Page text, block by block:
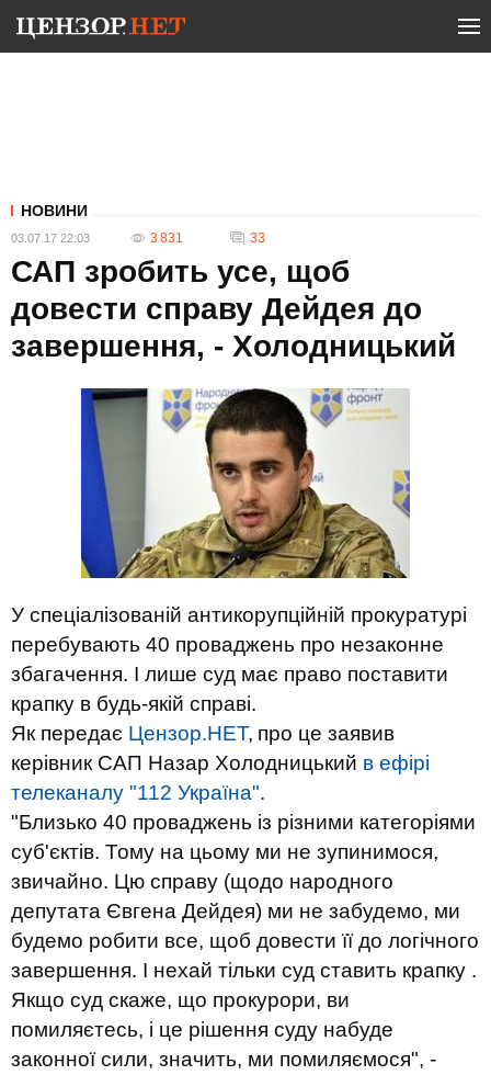
НОВИНИ
03.07.17 22:03 3 831 33
САП зробить усе, щоб
довести справу Дейдея до
завершення, - Холодницький
У спеціалізованій антикорупційній прокуратурі
перебувають 40 проваджень про незаконне
збагачення. І лише суд має право поставити
крапку в будь-якій справі.
Як передає Цензор.НЕТ, про це заявив
керівник САП Назар Холодницький в ефірі
телеканалу "112 Україна".
"Близько 40 проваджень із різними категоріями
суб'єктів. Тому на цьому ми не зупинимося,
звичайно. Цю справу (щодо народного
депутата Євгена Дейдея) ми не забудемо, ми
будемо робити все, щоб довести її до логічного
завершення. І нехай тільки суд ставить крапку .
Якщо суд скаже, що прокурори, ви
помиляєтесь, і це рішення суду набуде
законної сили, значить, ми помиляємося", -